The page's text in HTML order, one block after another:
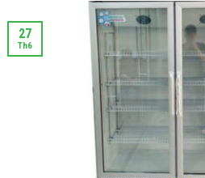
27
Th6